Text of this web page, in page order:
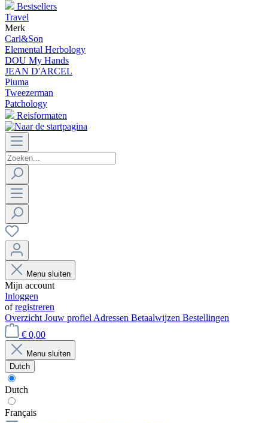
Bestsellers
Travel
Merk
Carl&Son
Elemental Herbology
DOU My Hands
JEAN D'ARCEL
Piuma
Tweezerman
Patchology
Reisformaten
Menu sluiten
Mijn account
Inloggen
ofregistreren
Overzicht Jouw profiel Adressen Betaalwijzen Bestellingen
€ 0,00
Menu sluiten
Dutch
Dutch
Français